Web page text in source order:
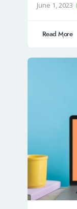
June 1, 2023
Read More